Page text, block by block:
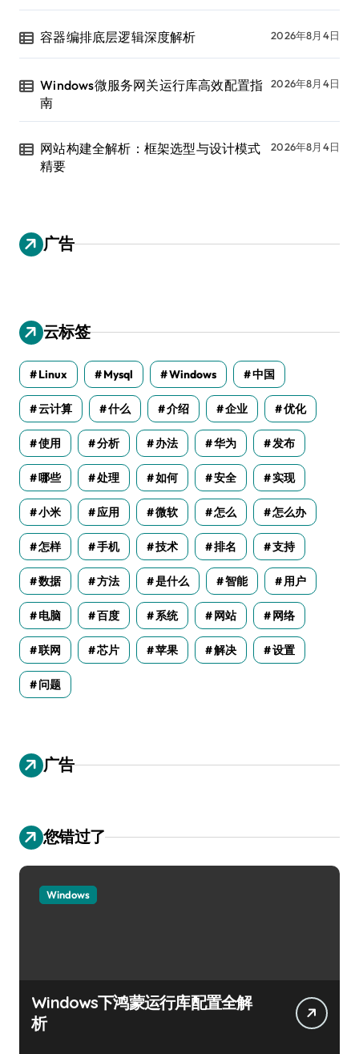
容器编排底层逻辑深度解析 2026年8月4日
Windows微服务网关运行库高效配置指
南
2026年8月4日
网站构建全解析：框架选型与设计模式
精要
2026年8月4日
广告
云标签
Linux Mysql Windows 中国
云计算 什么 介绍 企业 优化
使用 分析 办法 华为 发布
哪些 处理 如何 安全 实现
小米 应用 微软 怎么 怎么办
怎样 手机 技术 排名 支持
数据 方法 是什么 智能 用户
电脑 百度 系统 网站 网络
联网 芯片 苹果 解决 设置
问题
广告
您错过了
Windows
Windows下鸿蒙运行库配置全解
析